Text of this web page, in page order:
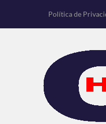
Política de